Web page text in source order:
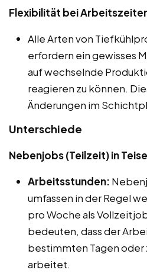
Flexibilität bei
Alle Arten von
erfordern ein gewisses
auf wechselnde
reagieren zu können.
Änderungen im
Unterschiede
Nebenjobs (Teilzeit) in
Arbeitsstunden:
umfassen in der Regel
pro Woche als
bedeuten, dass der
bestimmten Tagen
arbeitet.